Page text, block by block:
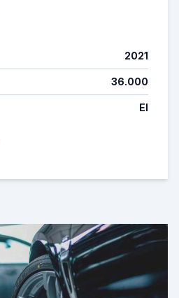
2021
36.000
El